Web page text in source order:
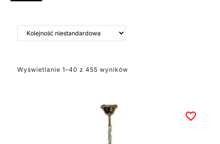
wnętrza – czy to
klasycznego,
żyrandole doskonale
dodając im
wyjątkowego uroku.
Wyświetlanie 1–40 z 455 wyników